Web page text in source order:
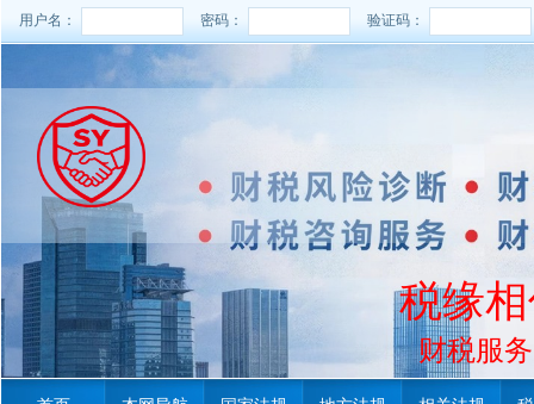
用户名： 密码： 验证码：
税缘
财税服